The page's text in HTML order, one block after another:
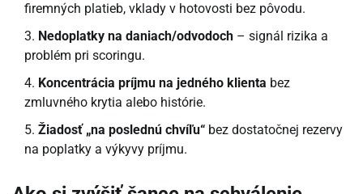
firemných platieb, vklady v hotovosti bez pôvodu.
Nedoplatky na daniach/odvodoch – signál rizika a
problém pri scoringu.
Koncentrácia príjmu na jedného klienta bez
zmluvného krytia alebo histórie.
Žiadosť „na poslednú chvíľu“ bez dostatočnej rezervy
na poplatky a výkyvy príjmu.